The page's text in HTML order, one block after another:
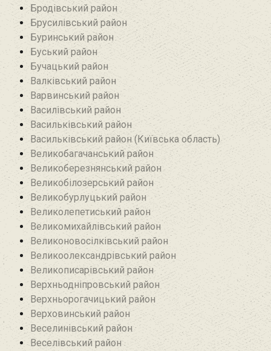
Бродівський район‎
Брусилівський район‎
Буринський район
Буський район‎
Бучацький район
Валківський район
Варвинський район
Василівський район
Васильківський район
Васильківський район (Київська область)
Великобагачанський район
Великоберезнянський район
Великобілозерський район‎
Великобурлуцький район
Великолепетиський район
Великомихайлівський район‎
Великоновосілківський район‎
Великоолександрівський район
Великописарівський район
Верхньодніпровський район
Верхньорогачицький район
Верховинський район
Веселинівський район‎
Веселівський район‎